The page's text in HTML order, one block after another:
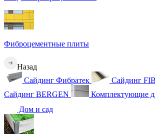
Фиброцементные плиты
Назад
Сайдинг Фибратек
Сайдинг
Сайдинг BERGEN
Комплектующие
Дом и сад